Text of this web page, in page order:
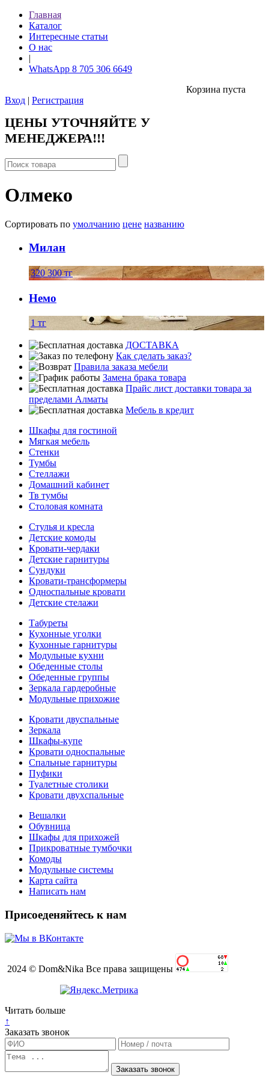
Главная
Каталог
Интересные статьи
О нас
|
WhatsApp 8 705 306 6649
Корзина пуста
Вход | Регистрация
ЦЕНЫ УТОЧНЯЙТЕ У
МЕНЕДЖЕРА!!!
Олмеко
Сортировать по умолчанию цене названию
Милан
320 300тг
Немо
1 тг
ДОСТАВКА
Как сделать заказ?
Правила заказа мебели
Замена брака товара
Прайс лист доставки товара за
пределами Алматы
Мебель в кредит
Шкафы для гостиной
Мягкая мебель
Стенки
Тумбы
Стеллажи
Домашний кабинет
Тв тумбы
Столовая комната
Стулья и кресла
Детские комоды
Кровати-чердаки
Детские гарнитуры
Сундуки
Кровати-трансформеры
Односпальные кровати
Детские стелажи
Табуреты
Кухонные уголки
Кухонные гарнитуры
Модульные кухни
Обеденные столы
Обеденные группы
Зеркала гардеробные
Модульные прихожие
Кровати двуспальные
Зеркала
Шкафы-купе
Кровати односпальные
Спальные гарнитуры
Пуфики
Туалетные столики
Кровати двухспальные
Вешалки
Обувница
Шкафы для прихожей
Прикроватные тумбочки
Комоды
Модульные системы
Карта сайта
Написать нам
Присоеденяйтесь к нам
2024 © Dom&Nika Все права защищены
Читать больше
↑
Заказать звонок